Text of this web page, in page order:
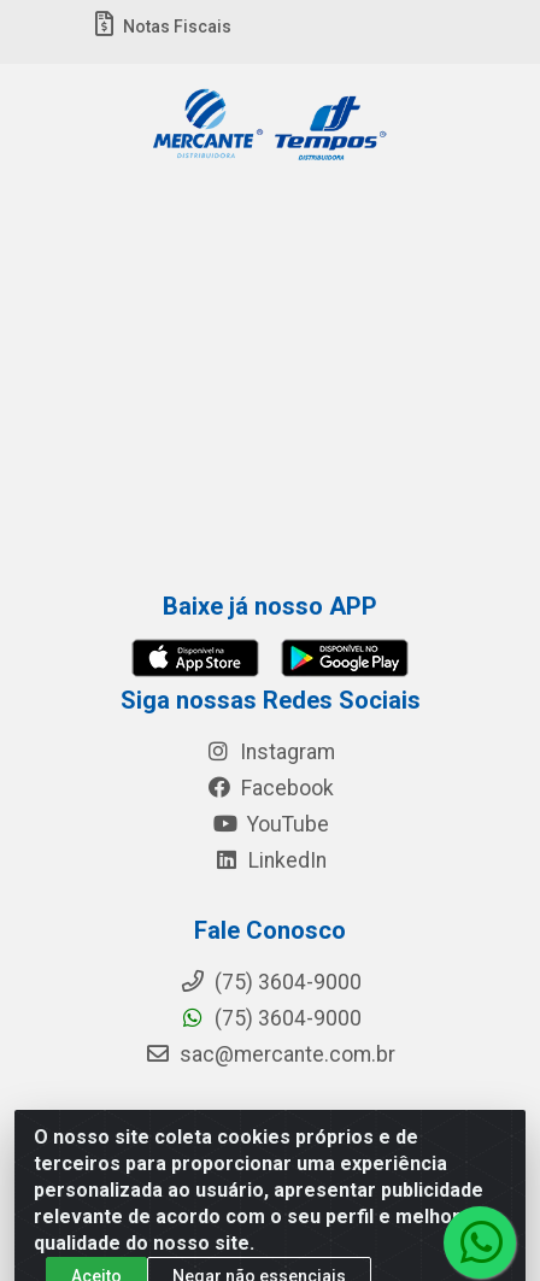
O nosso site coleta cookies próprios e de
terceiros para proporcionar uma experiência
personalizada ao usuário, apresentar publicidade
relevante de acordo com o seu perfil e melhorar a
qualidade do nosso site.
Aceito Negar não essenciais
Notas Fiscais
Baixe já nosso APP
Siga nossas Redes Sociais
Instagram
Facebook
YouTube
LinkedIn
Fale Conosco
(75) 3604-9000
(75) 3604-9000
sac@mercante.com.br
Mercante Distribuidora - Rua Mercante, 699 - Aviário,
Feira de Santana/BA - CEP 44.096-218 - CNPJ
96.755.848/0001-08